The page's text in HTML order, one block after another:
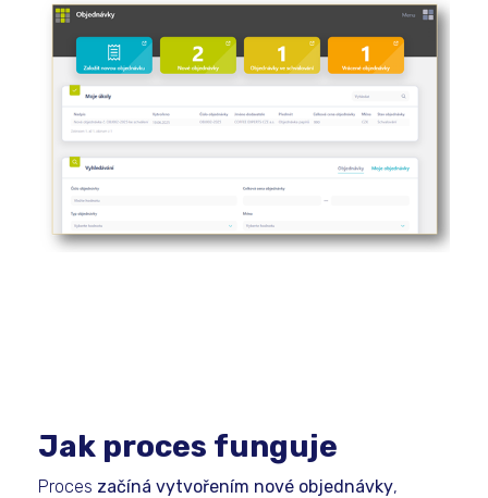
Jak proces funguje
Proces začíná vytvořením nové objednávky,